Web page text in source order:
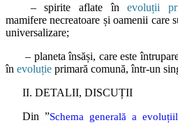
– spirite aflate înevoluții
mamifere necreatoare și oamenii care
universalizare;
– planeta însăși, care este
în evoluție primară comună, într-un
II. DETALII, DISCUȚII
Din ”Schema generală a